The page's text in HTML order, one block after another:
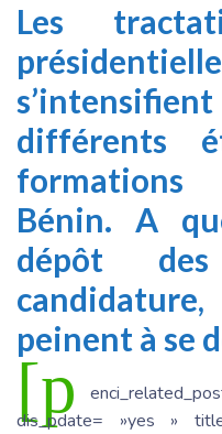
Les
différents
Bénin. A
dépôt
candidature,
peinent à se
[p
dis_pdate= »yes »